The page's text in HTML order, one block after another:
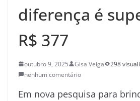
diferença é
R$ 377
outubro 9, 2025 Gisa Veiga
298
nenhum comentário
Em nova pesquisa para